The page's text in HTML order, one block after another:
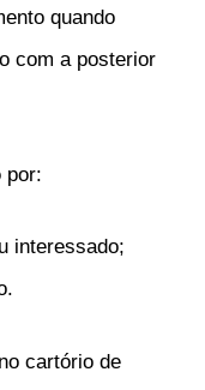
quando
com a posterior
por:
interessado;
cartório de